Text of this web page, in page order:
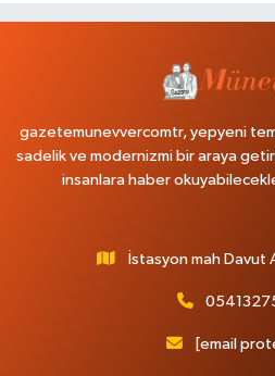
gazetemunevvercomtr, yepyeni
sadelik ve modernizmi bir araya
insanlara haber
İstasyon mah Davut
[email